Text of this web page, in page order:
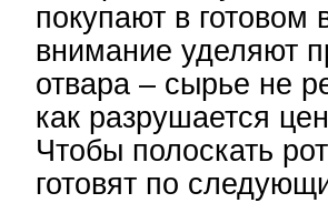
покупают в готовом
внимание уделяют
отвара – сырье не
как разрушается
Чтобы полоскать
готовят по